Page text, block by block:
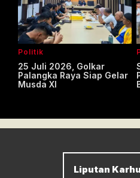
Politik
25 Juli 2026, Golkar
Palangka Raya Siap Gelar
Musda XI
Liputan